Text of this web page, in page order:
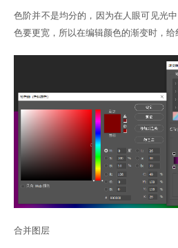
色阶并不是均分的，因为在人眼可见光
色要更宽，所以在编辑颜色的渐变时，
合并图层